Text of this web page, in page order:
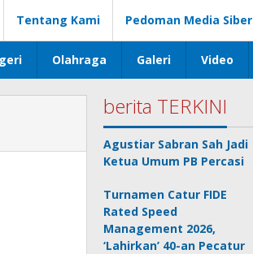
Tentang Kami Pedoman Media Siber
Olahraga Galeri Video
berita TERKINI
Agustiar Sabran Sah Jadi
Ketua Umum PB Percasi
Turnamen Catur FIDE
Rated Speed
Management 2026,
‘Lahirkan’ 40-an Pecatur